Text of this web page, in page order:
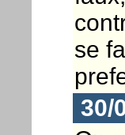
se
30/